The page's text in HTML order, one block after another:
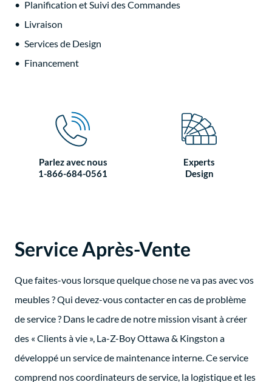
Planification et Suivi des Commandes
Livraison
Services de Design
Financement
Parlez avec nous
1-866-684-0561
Experts
Design
Service Après-Vente
Que faites-vous lorsque quelque chose ne va pas avec vos
meubles ? Qui devez-vous contacter en cas de problème
de service ? Dans le cadre de notre mission visant à créer
des « Clients à vie », La-Z-Boy Ottawa & Kingston a
développé un service de maintenance interne. Ce service
comprend nos coordinateurs de service, la logistique et les